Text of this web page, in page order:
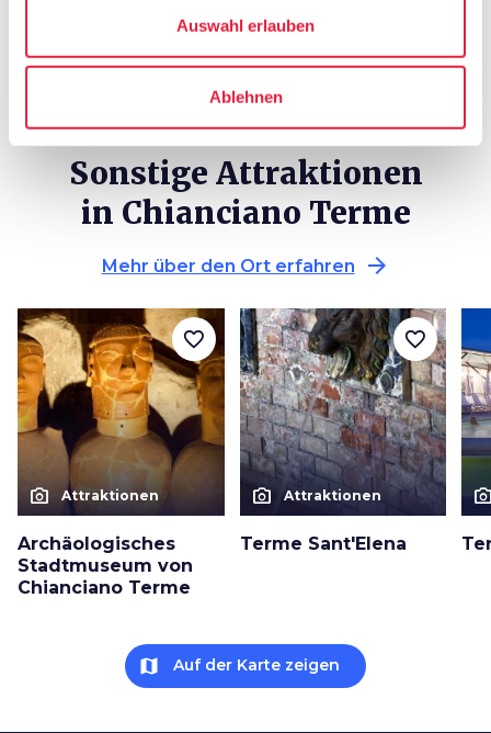
Auswahl erlauben
Ablehnen
Sonstige Attraktionen
in Chianciano Terme
Mehr über den Ort erfahren arrow_forward
photo_camera Attraktionen
Archäologisches
Stadtmuseum von
Chianciano Terme
favorite_border
photo_camera Attraktionen
Terme Sant'Elena
favorite_border
map Auf der Karte zeigen